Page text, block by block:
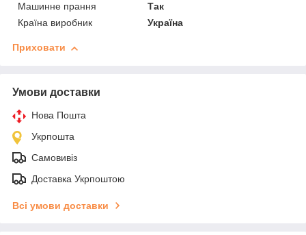
Машинне прання
Так
Країна виробник
Україна
Приховати
Умови доставки
Нова Пошта
Укрпошта
Самовивіз
Доставка Укрпоштою
Всі умови доставки